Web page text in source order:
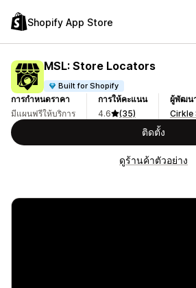
Shopify App Store
MSL: Store Locators
Built for Shopify
การกำหนดราคา
มีแผนฟรีให้บริการ
การให้คะแนน
4.6
(35)
ผู้พัฒน
Cirkle
ติดตั้ง
ดูร้านค้าตัวอย่าง